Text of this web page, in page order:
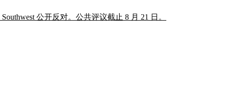
公开反对。公共评议截止 8 月 21 日。